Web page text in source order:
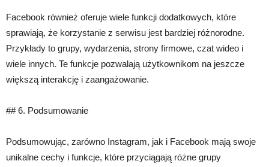
Facebook również oferuje wiele funkcji dodatkowych, które
sprawiają, że korzystanie z serwisu jest bardziej różnorodne.
Przykłady to grupy, wydarzenia, strony firmowe, czat wideo i
wiele innych. Te funkcje pozwalają użytkownikom na jeszcze
większą interakcję i zaangażowanie.
## 6. Podsumowanie
Podsumowując, zarówno Instagram, jak i Facebook mają swoje
unikalne cechy i funkcje, które przyciągają różne grupy